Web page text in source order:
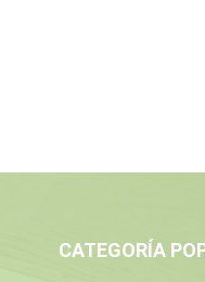
CATEGORÍA